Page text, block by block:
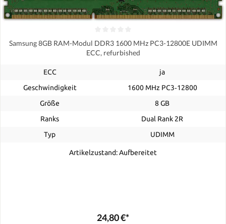
Samsung 8GB RAM-Modul DDR3 1600 MHz PC3-12800E UDIMM
ECC, refurbished
ECC
ja
Geschwindigkeit
1600 MHz PC3‑12800
Größe
8 GB
Ranks
Dual Rank 2R
Typ
UDIMM
Artikelzustand: Aufbereitet
24,80 €*